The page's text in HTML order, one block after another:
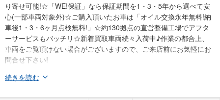
り寄せ可能!☆「WE!保証」なら保証期間を1・3・5年から選べて安
心(一部車両対象外)☆ご購入頂いたお車は「オイル交換永年無料!納
車後1・3・6ヶ月点検無料!」☆約130拠点の直営整備工場でアフタ
ーサービスもバッチリ☆新着買取車両続々入荷中♪作業の都合上、
車両をご覧頂けない場合がございますので、ご来店前にお気軽にお
問合せ下さい!
続きを読む